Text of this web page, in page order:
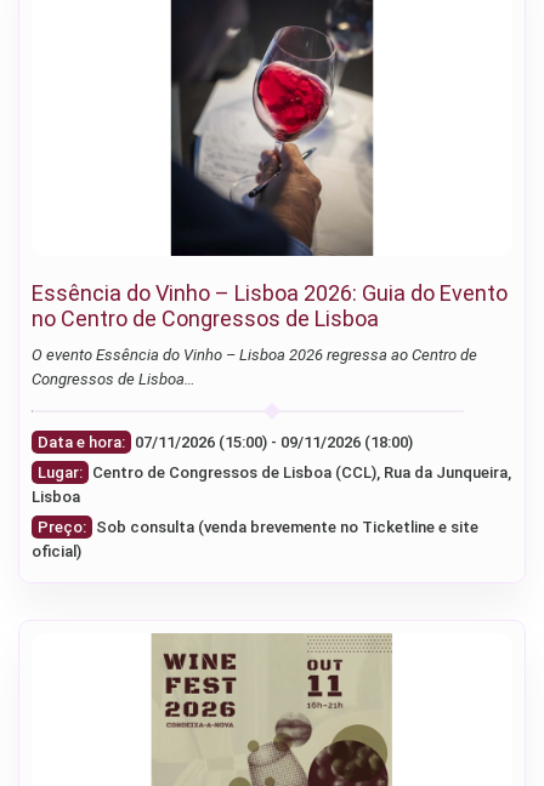
Essência do Vinho – Lisboa 2026: Guia do Evento
no Centro de Congressos de Lisboa
O evento Essência do Vinho – Lisboa 2026 regressa ao Centro de
Congressos de Lisboa…
Data e hora:
07/11/2026 (15:00) - 09/11/2026 (18:00)
Lugar: Centro de Congressos de Lisboa (CCL), Rua da Junqueira,
Lisboa
Preço: Sob consulta (venda brevemente no Ticketline e site
oficial)